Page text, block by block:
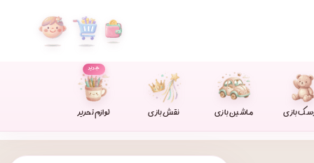
بازی ماشین بازی نقش بازی لوازم تحریر
جدید